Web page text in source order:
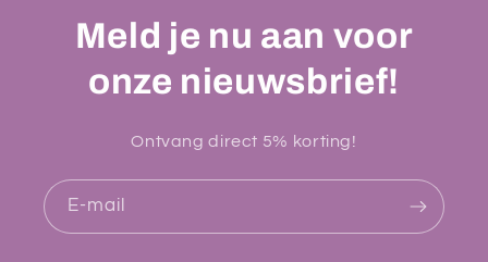
Meld je nu aan voor
onze nieuwsbrief!
Ontvang direct 5% korting!
E‑mail